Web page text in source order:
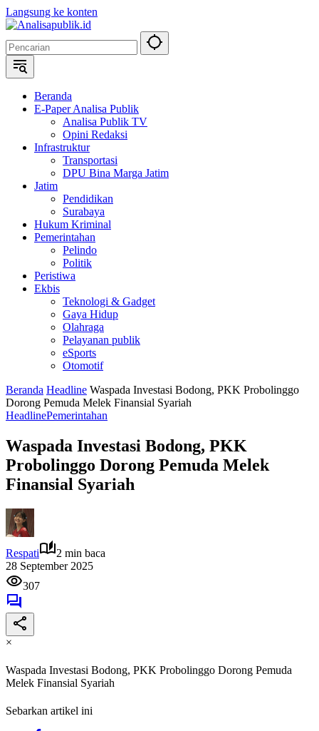
Langsung ke konten
Beranda
E-Paper Analisa Publik
Analisa Publik TV
Opini Redaksi
Infrastruktur
Transportasi
DPU Bina Marga Jatim
Jatim
Pendidikan
Surabaya
Hukum Kriminal
Pemerintahan
Pelindo
Politik
Peristiwa
Ekbis
Teknologi & Gadget
Gaya Hidup
Olahraga
Pelayanan publik
eSports
Otomotif
Beranda Headline Waspada Investasi Bodong, PKK Probolinggo
Dorong Pemuda Melek Finansial Syariah
HeadlinePemerintahan
Waspada Investasi Bodong, PKK
Probolinggo Dorong Pemuda Melek
Finansial Syariah
Respati
2 min baca
28 September 2025
307
×
Waspada Investasi Bodong, PKK Probolinggo Dorong Pemuda
Melek Finansial Syariah
Sebarkan artikel ini